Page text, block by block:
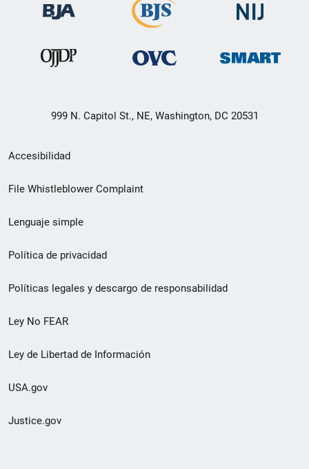
999 N. Capitol St., NE, Washington, DC 20531
Menú
de
de
pie
de
página
Accesibilidad
File Whistleblower Complaint
Lenguaje simple
Política de privacidad
Políticas legales y descargo de responsabilidad
Ley No FEAR
Ley de Libertad de Información
USA.gov
Justice.gov